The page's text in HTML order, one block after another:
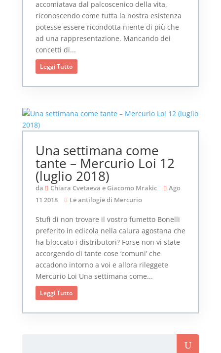
accomiatava dal palcoscenico della vita,
riconoscendo come tutta la nostra esistenza
potesse essere ricondotta niente di più che
ad una rappresentazione. Mancando dei
concetti di...
Leggi Tutto
Una settimana come
tante – Mercurio Loi 12
(luglio 2018)
da Chiara Cvetaeva e Giacomo Mrakic
Ago
11 2018
Le antilogie di Mercurio
Stufi di non trovare il vostro fumetto Bonelli
preferito in edicola nella calura agostana che
ha bloccato i distributori? Forse non vi state
accorgendo di tante cose ‘comuni’ che
accadono intorno a voi e allora rileggete
Mercurio Loi Una settimana come...
Leggi Tutto